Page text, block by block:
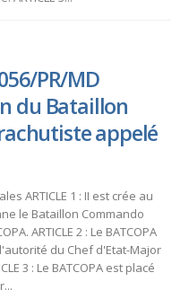
PR/MD
du Bataillon
appelé
ARTICLE 1 : II est crée au
le Bataillon Commando
ARTICLE 2 : Le BATCOPA
du Chef d'Etat-Major
3 : Le BATCOPA est placé